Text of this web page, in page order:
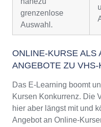
grenzenlose
Auswahl.
ONLINE-KURSE ALS
ANGEBOTE ZU VHS-
Das E-Learning boomt
Kursen Konkurrenz. Die
hier aber längst mit und
Angebot an Online-